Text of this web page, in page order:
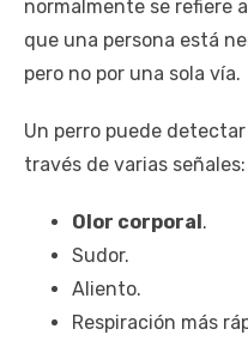
normalmente se refiere
que una persona está
pero no por una sola vía.
Un perro puede
través de varias señales:
Olor corporal.
Sudor.
Aliento.
Respiración más